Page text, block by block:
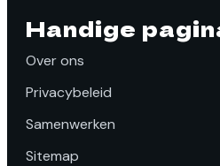
Handige
Over ons
Privacybeleid
Samenwerken
Sitemap